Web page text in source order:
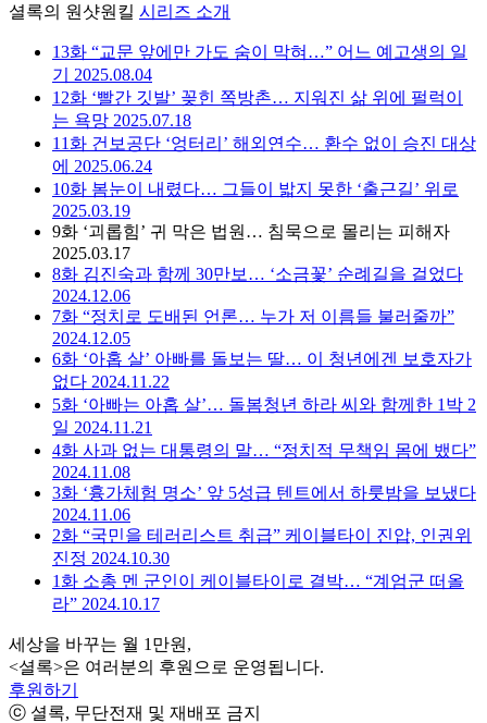
셜록의 원샷원킬 시리즈 소개
13화 “교문 앞에만 가도 숨이 막혀…” 어느 예고생의 일
기
2025.08.04
12화 ‘빨간 깃발’ 꽂힌 쪽방촌… 지워진 삶 위에 펄럭이
는 욕망 2025.07.18
11화 건보공단 ‘엉터리’ 해외연수… 환수 없이 승진 대상
에 2025.06.24
10화 봄눈이 내렸다… 그들이 밟지 못한 ‘출근길’ 위로
2025.03.19
9화 ‘괴롭힘’ 귀 막은 법원… 침묵으로 몰리는 피해자
2025.03.17
8화 김진숙과 함께 30만보… ‘소금꽃’ 순례길을 걸었다
2024.12.06
7화 “정치로 도배된 언론… 누가 저 이름들 불러줄까”
2024.12.05
6화 ‘아홉 살’ 아빠를 돌보는 딸… 이 청년에겐 보호자가
없다 2024.11.22
5화 ‘아빠는 아홉 살’… 돌봄청년 하라 씨와 함께한 1박 2
일 2024.11.21
4화 사과 없는 대통령의 말… “정치적 무책임 몸에 뱄다”
2024.11.08
3화 ‘흉가체험 명소’ 앞 5성급 텐트에서 하룻밤을 보냈다
2024.11.06
2화 “국민을 테러리스트 취급” 케이블타이 진압, 인권위
진정 2024.10.30
1화 소총 멘 군인이 케이블타이로 결박… “계엄군 떠올
라” 2024.10.17
세상을 바꾸는 월 1만원,
<셜록>은 여러분의 후원으로 운영됩니다.
후원하기
ⓒ 셜록, 무단전재 및 재배포 금지